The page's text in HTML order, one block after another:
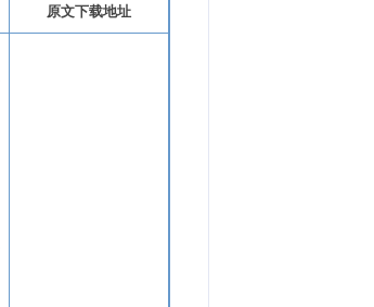
原文下载地址